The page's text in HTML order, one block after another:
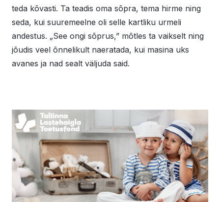
teda kõvasti. Ta teadis oma sõpra, tema hirme ning
seda, kui suuremeelne oli selle kartliku urmeli
andestus. „See ongi sõprus,” mõtles ta vaikselt ning
jõudis veel õnnelikult naeratada, kui masina uks
avanes ja nad sealt väljuda said.